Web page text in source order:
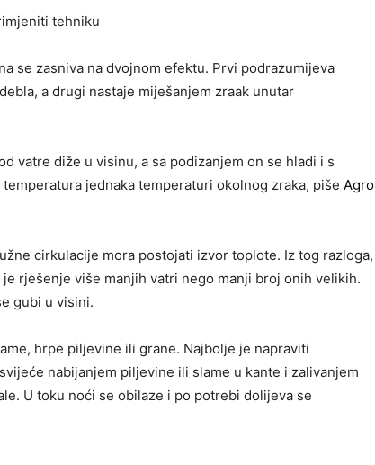
tehniku
se zasniva na dvojnom efektu. Prvi podrazumijeva
a drugi nastaje miješanjem zraak unutar
vatre diže u visinu, a sa podizanjem on se hladi i s
jednaka temperaturi okolnog zraka, piše Agro
cirkulacije mora postojati izvor toplote. Iz tog razloga,
rješenje više manjih vatri nego manji broj onih velikih.
gubi u visini.
hrpe piljevine ili grane. Najbolje je napraviti
nabijanjem piljevine ili slame u kante i zalivanjem
U toku noći se obilaze i po potrebi dolijeva se